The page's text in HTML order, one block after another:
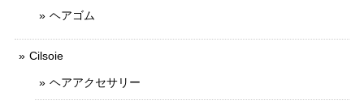
ヘアゴム
Cilsoie
ヘアアクセサリー